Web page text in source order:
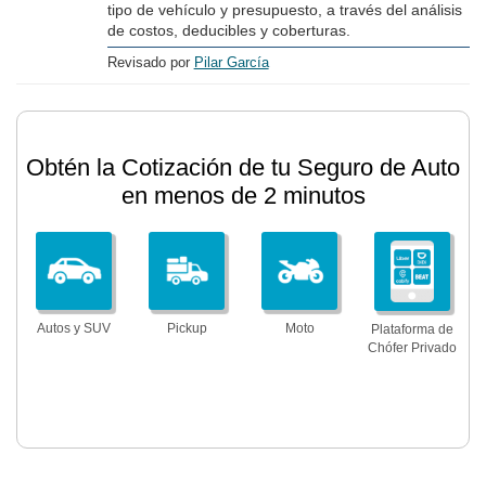
tipo de vehículo y presupuesto, a través del análisis
de costos, deducibles y coberturas.
Revisado por Pilar García
Obtén la Cotización de tu Seguro de Auto
en menos de 2 minutos
Autos y SUV Pickup Moto
Plataforma de
Chófer Privado